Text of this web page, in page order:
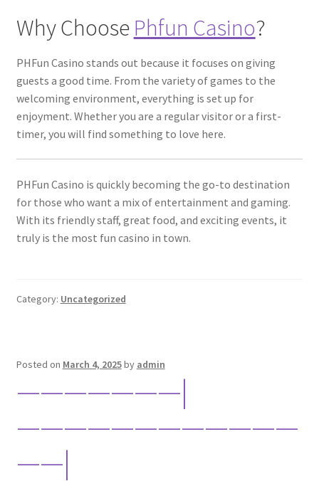
Why Choose Phfun Casino?
PHFun Casino stands out because it focuses on giving
guests a good time. From the variety of games to the
welcoming environment, everything is set up for
enjoyment. Whether you are a regular visitor or a first-
timer, you will find something to love here.
PHFun Casino is quickly becoming the go-to destination
for those who want a mix of entertainment and gaming.
With its friendly staff, great food, and exciting events, it
truly is the most fun casino in town.
Category: Uncategorized
Posted on March 4, 2025by admin
———————|
————————————
——|